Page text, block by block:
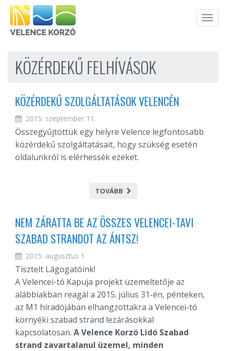
KÖZÉRDEKŰ FELHÍVÁSOK
KÖZÉRDEKŰ SZOLGÁLTATÁSOK VELENCÉN
2015. szeptember 11.
Összegyűjtöttük egy helyre Velence legfontosabb
közérdekű szolgáltatásait, hogy szükség esetén
oldalunkról is elérhessék ezeket.
TOVÁBB
NEM ZÁRATTA BE AZ ÖSSZES VELENCEI-TAVI
SZABAD STRANDOT AZ ÁNTSZ!
2015. augusztus 1.
Tisztelt Lágogatóink!
A Velencei-tó Kapuja projekt üzemeltetője az
alábbiakban reagál a 2015. július 31-én, pénteken,
az M1 híradójában elhangzottakra a Velencei-tó
környéki szabad strand lezárásokkal
kapcsolatosan. A Velence Korzó Lidó Szabad
strand zavartalanul üzemel, minden